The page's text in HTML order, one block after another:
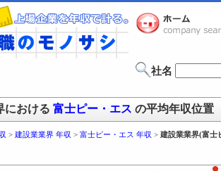
社名
における 富士ピー・エス の平均年収位置
> 建設業業界 年収 > 富士ピー・エス 年収 > 建設業業界(富士